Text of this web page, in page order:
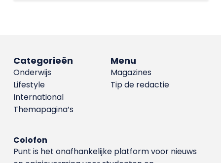
Menu
Magazines
Tip de redactie
Categorieën
Onderwijs
Lifestyle
International
Themapagina’s
Colofon
Punt is het onafhankelijke platform voor nieuws